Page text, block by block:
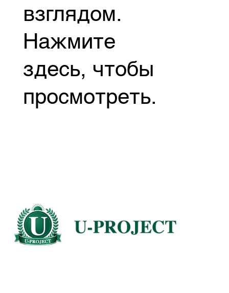
взглядом.
Нажмите
здесь, чтобы
просмотреть.